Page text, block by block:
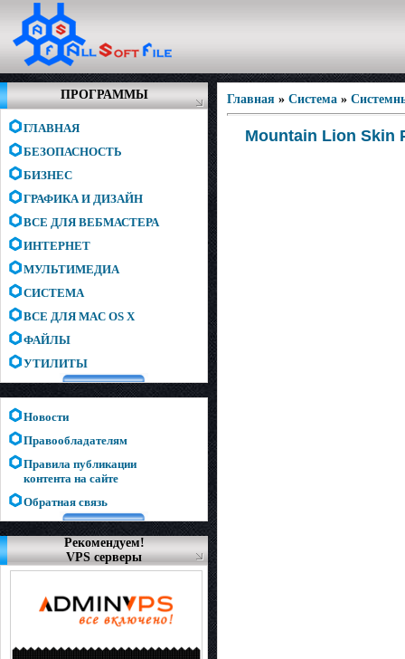
ПРОГРАММЫ
ГЛАВНАЯ
БЕЗОПАСНОСТЬ
БИЗНЕС
ГРАФИКА И ДИЗАЙН
ВСЕ ДЛЯ ВЕБМАСТЕРА
ИНТЕРНЕТ
МУЛЬТИМЕДИА
СИСТЕМА
ВСЕ ДЛЯ MAC OS X
ФАЙЛЫ
УТИЛИТЫ
Новости
Правообладателям
Правила публикации
контента на сайте
Обратная связь
Рекомендуем!
VPS серверы
Главная » Система »
Mountain Lion Skin